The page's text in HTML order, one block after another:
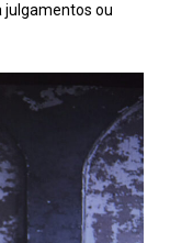
julgamentos ou